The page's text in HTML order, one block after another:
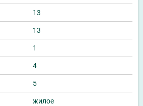
13
13
1
4
5
жилое